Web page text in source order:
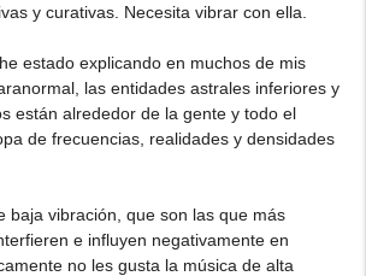
y curativas. Necesita vibrar con ella.
estado explicando en muchos de mis
las entidades astrales inferiores y
están alrededor de la gente y todo el
de frecuencias, realidades y densidades
baja vibración, que son las que más
e influyen negativamente en
no les gusta la música de alta